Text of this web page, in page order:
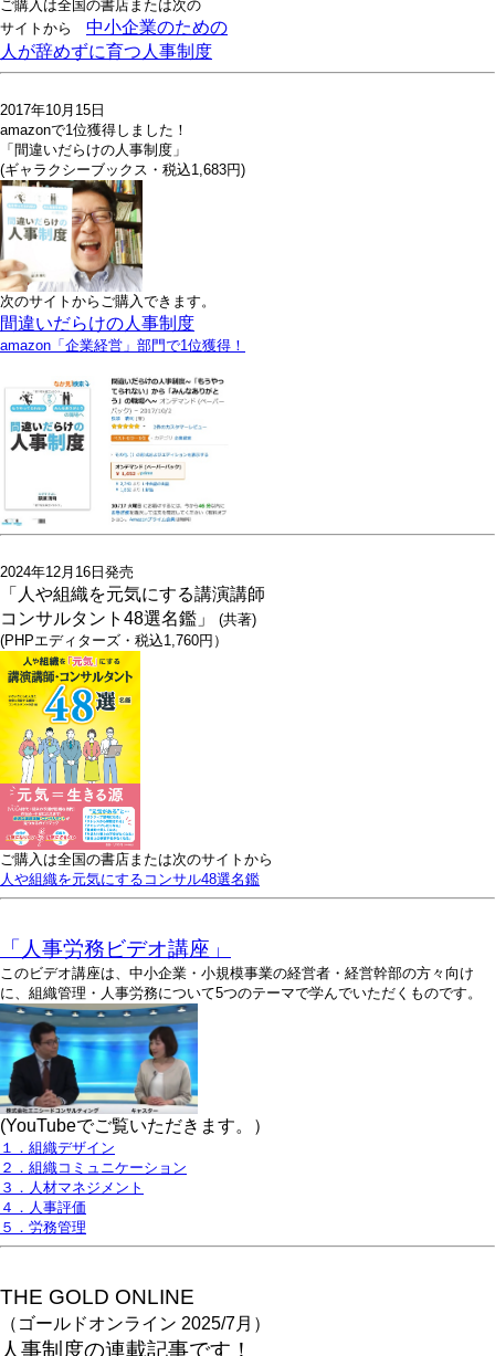
ご購入は全国の書店または次の
サイトから 中小企業のための
人が辞めずに育つ人事制度
2017年10月15日
amazonで1位獲得しました！
「間違いだらけの人事制度」
(ギャラクシーブックス・税込1,683円)
次のサイトからご購入できます。
間違いだらけの人事制度
amazon「企業経営」部門で1位獲得！
2024年12月16日発売
「人や組織を元気にする講演講師
コンサルタント48選名鑑」 (共著)
(PHPエディターズ・税込1,760円）
ご購入は全国の書店または次のサイトから
人や組織を元気にするコンサル48選名鑑
「人事労務ビデオ講座」
このビデオ講座は、中小企業・小規模事業の経営者・経営幹部の方々向け
に、組織管理・人事労務について5つのテーマで学んでいただくものです。
(YouTubeでご覧いただきます。）
１．組織デザイン
２．組織コミュニケーション
３．人材マネジメント
４．人事評価
５．労務管理
THE GOLD ONLINE
（ゴールドオンライン 2025/7月）
人事制度の連載記事です！